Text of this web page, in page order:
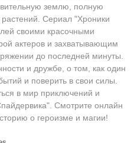
землю, полную
Сериал "Хроники
своими красочными
актеров и захватывающим
до последней минуты.
и дружбе, о том, как один
и поверить в свои силы.
в мир приключений и
Смотрите онлайн
о героизме и магии!